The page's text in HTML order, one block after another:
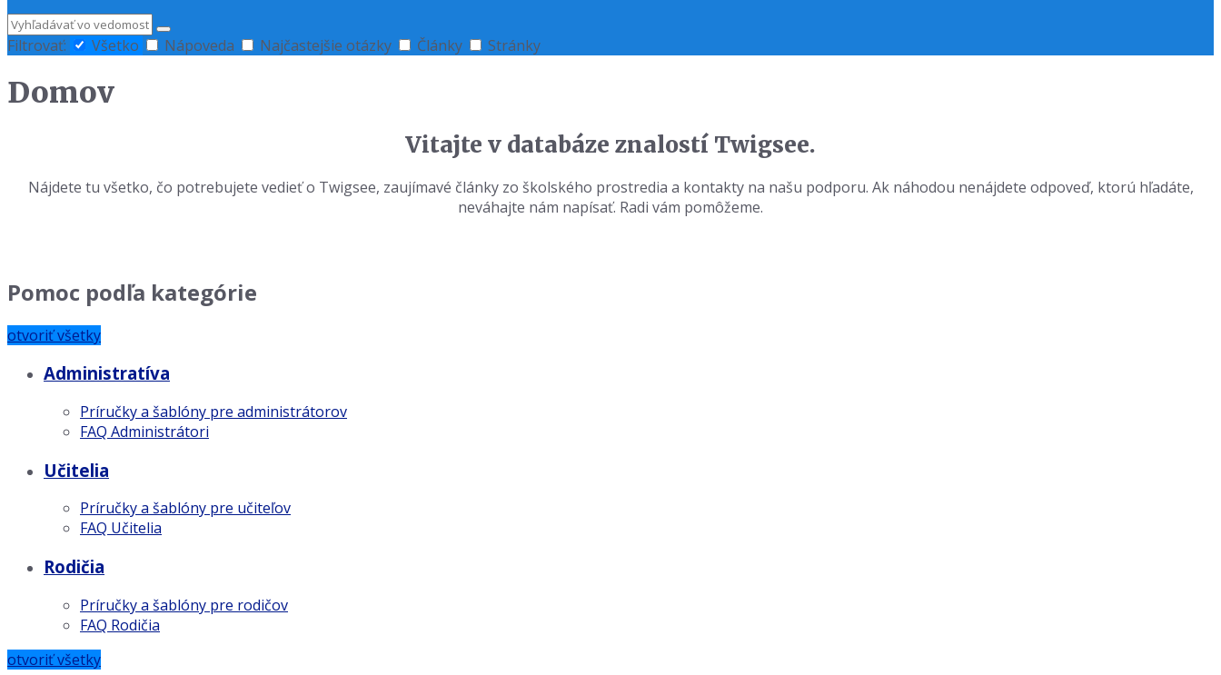
Hľadať
Filtrovať:
Všetko Nápoveda Najčastejšie otázky Články Stránky
Domov
Vitajte v databáze znalostí Twigsee.
Nájdete tu všetko, čo potrebujete vedieť o Twigsee, zaujímavé články zo školského prostredia a kontakty na našu podporu. Ak náhodou nenájdete odpoveď, ktorú hľadáte,
neváhajte nám napísať. Radi vám pomôžeme.
Pomoc podľa kategórie
otvoriť všetky
Administratíva
Príručky a šablóny pre administrátorov
FAQ Administrátori
Učitelia
Príručky a šablóny pre učiteľov
FAQ Učitelia
Rodičia
Príručky a šablóny pre rodičov
FAQ Rodičia
otvoriť všetky